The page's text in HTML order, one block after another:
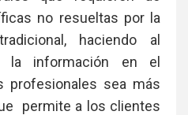
no resueltas por la
haciendo al
la información en el
profesionales sea más
permite a los clientes